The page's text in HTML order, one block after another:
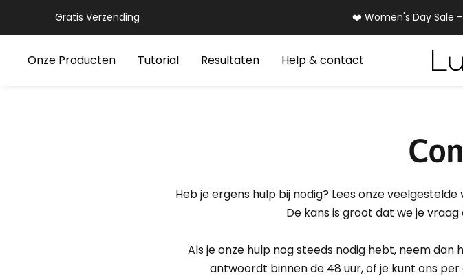
Gratis Verzending ❤️ Women's Day Sale -
Onze Producten Tutorial Resultaten Help & contact
Luxe
Heb je ergens hulp bij nodig? Lees onzeveelgestelde
De kans is groot dat we je
Als je onze hulp nog steeds nodig hebt, neem
antwoordt binnen de 48 uur, of je kunt ons